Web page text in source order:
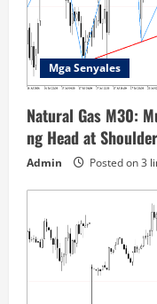
Mga Senyales
Natural Gas M30:
ng Head at
Admin Posted on 3